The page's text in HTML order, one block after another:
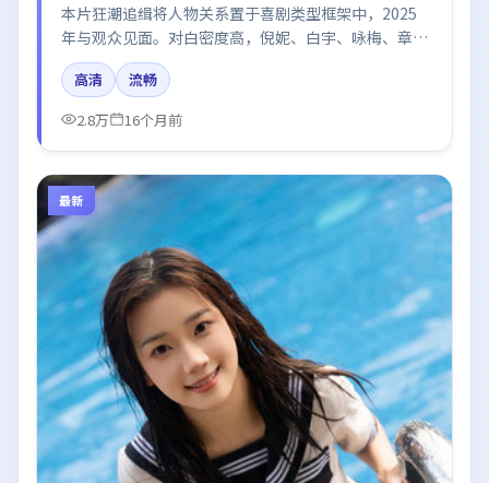
本片狂潮追缉将人物关系置于喜剧类型框架中，2025
年与观众见面。对白密度高，倪妮、白宇、咏梅、章子
怡、赵丽颖的台词节奏值得关注；整体气质偏中国香港
都市与冷色调摄影。
高清
流畅
2.8万
16个月前
最新